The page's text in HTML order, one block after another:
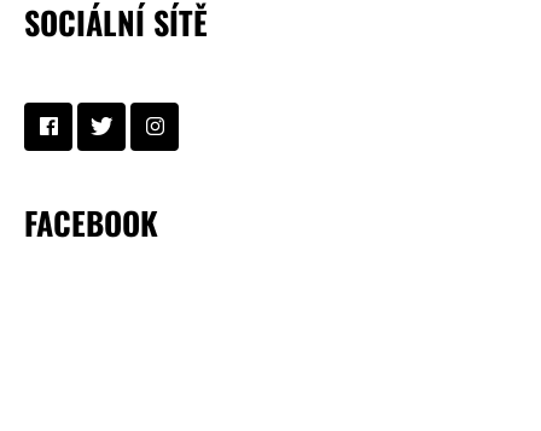
SOCIÁLNÍ SÍTĚ
FACEBOOK